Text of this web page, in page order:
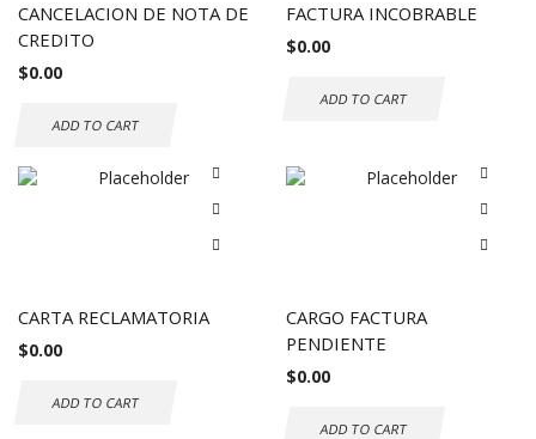
CANCELACION DE NOTA DE
CREDITO
$0.00
ADD TO CART
FACTURA INCOBRABLE
$0.00
ADD TO CART
CARTA RECLAMATORIA
$0.00
ADD TO CART
CARGO FACTURA
PENDIENTE
$0.00
ADD TO CART